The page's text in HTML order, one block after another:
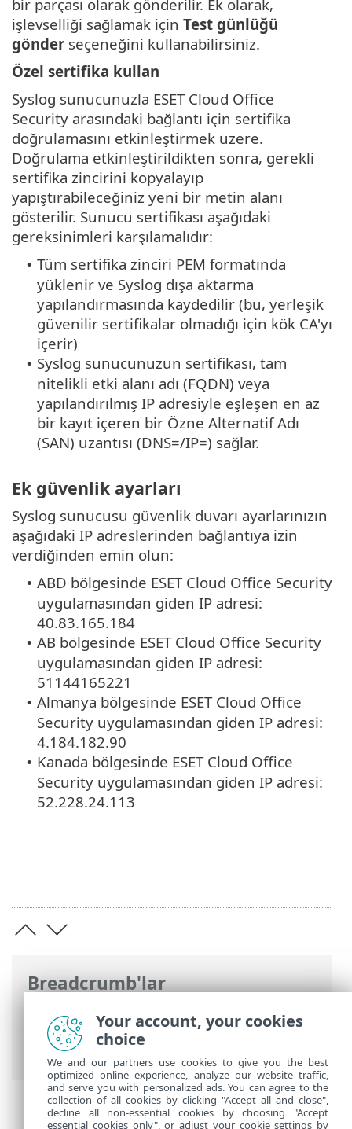
Breadcrumb'lar
ESET Online Yardım>ESET Cloud Office
Security >ESET Cloud Office Security‘de
gezinme
Ayarlar > Syslog'lar
bir parçası olarak gönderilir. Ek olarak,
işlevselliği sağlamak için Test günlüğü
gönder seçeneğini kullanabilirsiniz.
Özel sertifika kullan
Syslog sunucunuzla ESET Cloud Office
Security arasındaki bağlantı için sertifika
doğrulamasını etkinleştirmek üzere.
Doğrulama etkinleştirildikten sonra, gerekli
sertifika zincirini kopyalayıp
yapıştırabileceğiniz yeni bir metin alanı
gösterilir. Sunucu sertifikası aşağıdaki
gereksinimleri karşılamalıdır:
• Tüm sertifika zinciri PEM formatında
yüklenir ve Syslog dışa aktarma
yapılandırmasında kaydedilir (bu, yerleşik
güvenilir sertifikalar olmadığı için kök CA'yı
içerir)
• Syslog sunucunuzun sertifikası, tam
nitelikli etki alanı adı (FQDN) veya
yapılandırılmış IP adresiyle eşleşen en az
bir kayıt içeren bir Özne Alternatif Adı
(SAN) uzantısı (DNS=/IP=) sağlar.
Ek güvenlik ayarları
Syslog sunucusu güvenlik duvarı ayarlarınızın
aşağıdaki IP adreslerinden bağlantıya izin
verdiğinden emin olun:
• ABD bölgesinde ESET Cloud Office Security
uygulamasından giden IP adresi:
40.83.165.184
• AB bölgesinde ESET Cloud Office Security
uygulamasından giden IP adresi:
51144165221
• Almanya bölgesinde ESET Cloud Office
Security uygulamasından giden IP adresi:
4.184.182.90
• Kanada bölgesinde ESET Cloud Office
Security uygulamasından giden IP adresi:
52.228.24.113
Your account, your cookies
choice
We and our partners use cookies to give you the best
optimized online experience, analyze our website traffic,
and serve you with personalized ads. You can agree to the
collection of all cookies by clicking "Accept all and close",
decline all non-essential cookies by choosing "Accept
essential cookies only", or adjust your cookie settings by